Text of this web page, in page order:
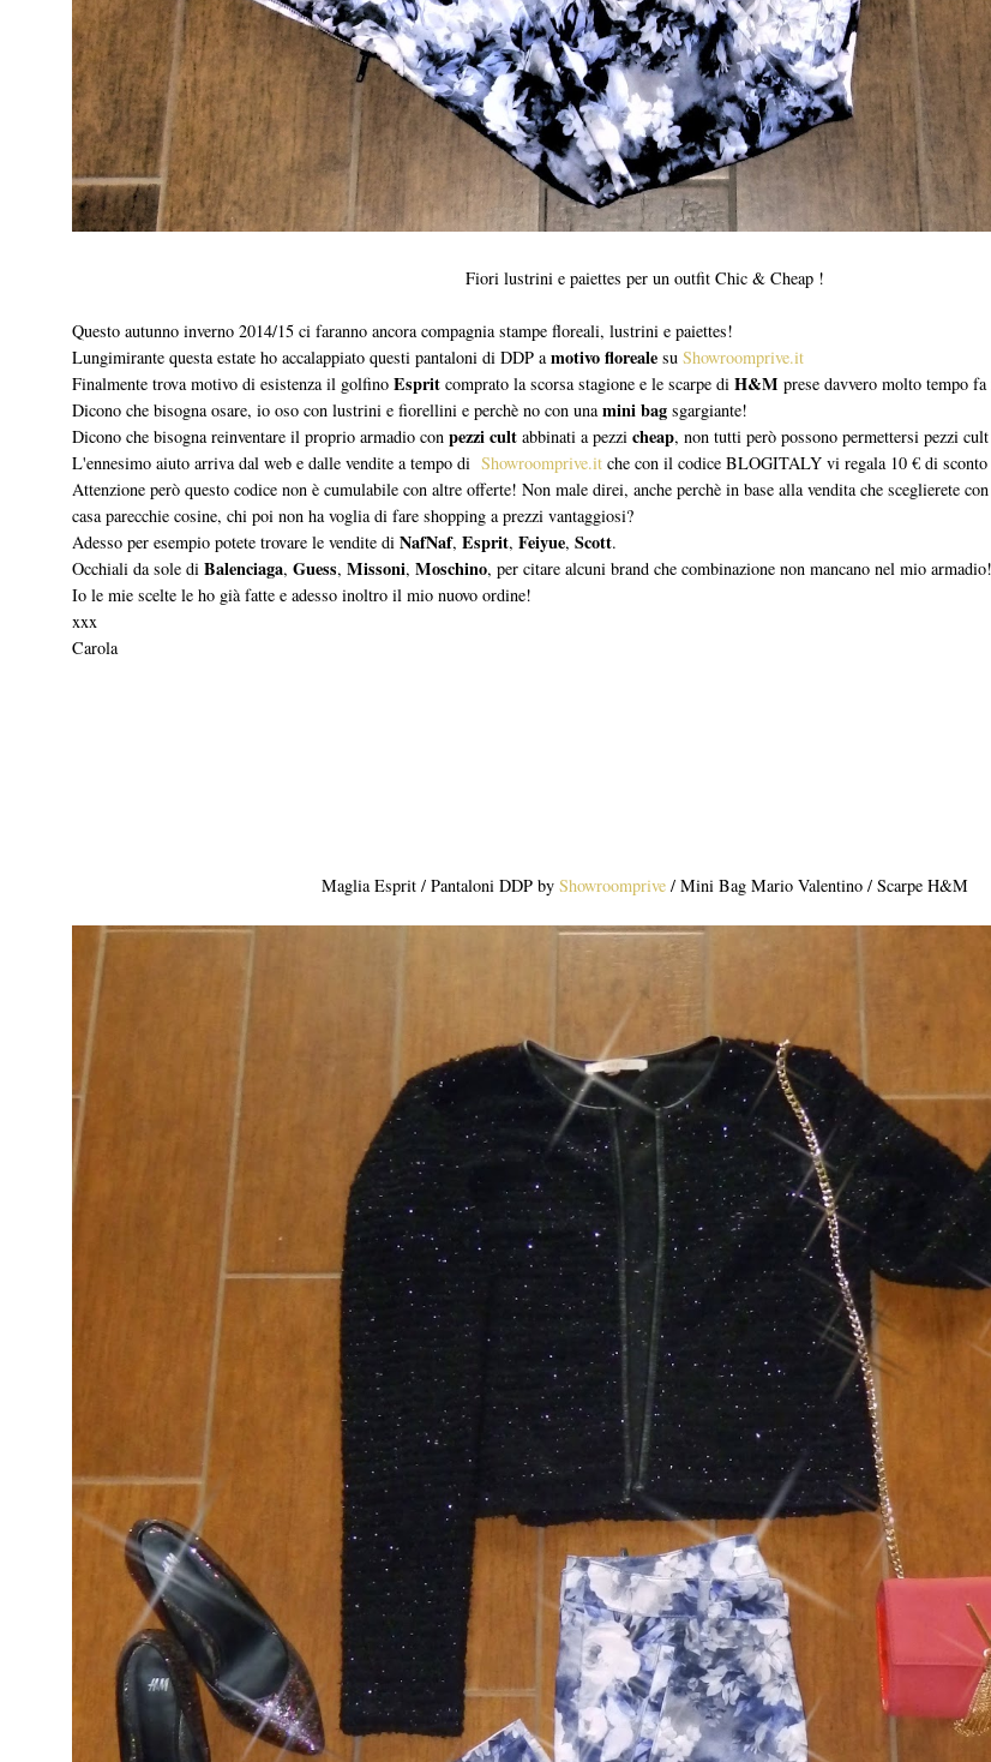
Fiori lustrini e paiettes per un outfit Chic & Cheap !
Questo autunno inverno 2014/15 ci faranno ancora compagnia stampe floreali, lustrini e paiettes!
Lungimirante questa estate ho accalappiato questi pantaloni di DDP amotivo floreale su Showroomprive.it
Finalmente trova motivo di esistenza il golfino Esprit comprato la scorsa stagione e le scarpe di H&M prese davvero molto tempo
Dicono che bisogna osare, io oso con lustrini e fiorellini e perchè no con unamini bag sgargiante!
Dicono che bisogna reinventare il proprio armadio con pezzi cult abbinati a pezzi cheap, non tutti però possono permettersi pezzi cult
L'ennesimo aiuto arriva dal web e dalle vendite a tempo di Showroomprive.it che con il codice BLOGITALY vi regala 10 € di
Attenzione però questo codice non è cumulabile con altre offerte! Non male direi, anche perchè in base alla vendita che sceglierete
casa parecchie cosine, chi poi non ha voglia di fare shopping a prezzi vantaggiosi?
Adesso per esempio potete trovare le vendite di NafNaf, Esprit, Feiyue, Scott.
Occhiali da sole di Balenciaga, Guess, Missoni, Moschino, per citare alcuni brand che combinazione non mancano nel mio armadio!
Io le mie scelte le ho già fatte e adesso inoltro il mio nuovo ordine!
xxx
Carola
Maglia Esprit / Pantaloni DDP by Showroomprive / Mini Bag Mario Valentino / Scarpe H&M